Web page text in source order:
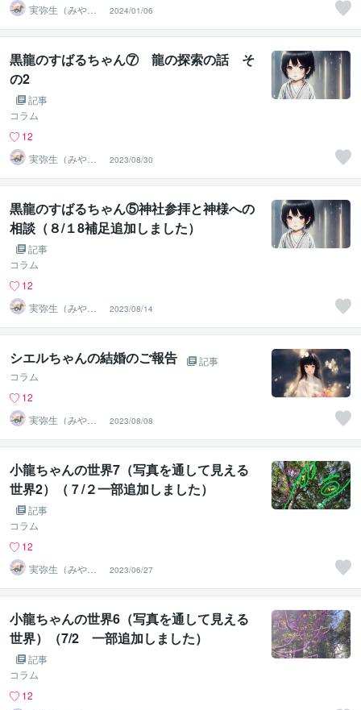
実弥生（みや
の）
2024/01/06
黒龍のすばるちゃん⑦ 龍の探索の話 そ
の2
記事
コラム
12
実弥生（みや
の）
2023/08/30
黒龍のすばるちゃん⑤神社参拝と神様への
相談（８/１8補足追加しました）
記事
コラム
12
実弥生（みや
の）
2023/08/14
シエルちゃんの結婚のご報告
記事
コラム
12
実弥生（みや
の）
2023/08/08
小龍ちゃんの世界7（写真を通して見える
世界2）（７/２一部追加しました）
記事
コラム
12
実弥生（みや
の）
2023/06/27
小龍ちゃんの世界6（写真を通して見える
世界）（7/2 一部追加しました）
記事
コラム
12